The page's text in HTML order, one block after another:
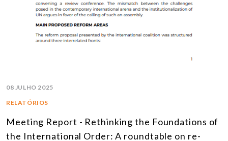
08 JULHO 2025
RELATÓRIOS
Meeting Report - Rethinking the Foundations of
the International Order: A roundtable on re-